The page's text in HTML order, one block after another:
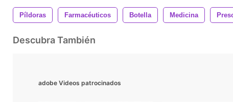
Píldoras Farmacéuticos Botella Medicina
Descubra También
adobe Videos patrocinados